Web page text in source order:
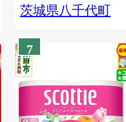
茨城県八千代町
7